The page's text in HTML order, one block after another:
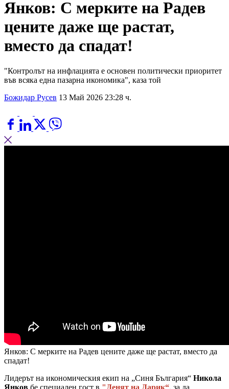
Янков: С мерките на Радев
цените даже ще растат,
вместо да спадат!
"Контролът на инфлацията е основен политически приоритет
във всяка една пазарна икономика", каза той
Божидар Русев 13 Май 2026 23:28 ч.
Янков: С мерките на Радев цените даже ще растат, вместо да
спадат!
Лидерът на икономическия екип на „Синя България“ Никола
Янков бе специален гост в "Денят на Дарик“, за да